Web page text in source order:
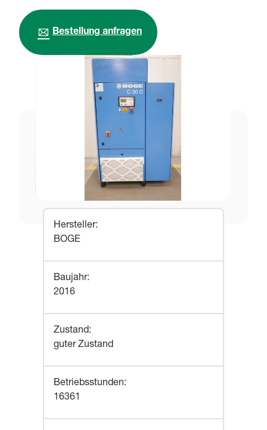
Bestellung anfragen
Hersteller:
BOGE
Baujahr:
2016
Zustand:
guter Zustand
Betriebsstunden:
16361